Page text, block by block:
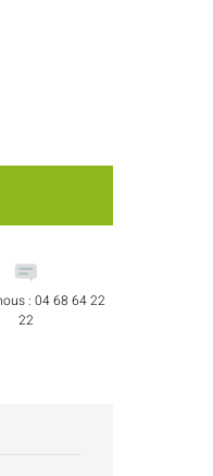
: 04 68 64 22
22